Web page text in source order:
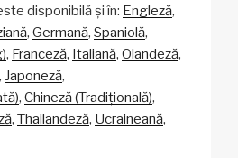
at
s
A
p
a
p
h
ta
je
ă
disponibilă și în: Engleză
Germană Spaniolă
Franceză Italiană Olandeză
Japoneză
Chineză (Tradițională)
Thailandeză Ucraineană